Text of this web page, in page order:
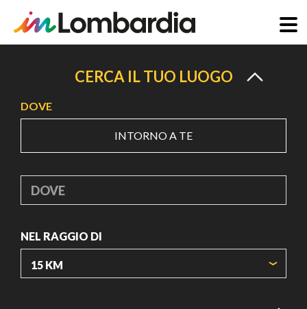
principale
CERCA IL TUO LUOGO
DOVE
INTORNO A TE
DOVE
NEL RAGGIO DI